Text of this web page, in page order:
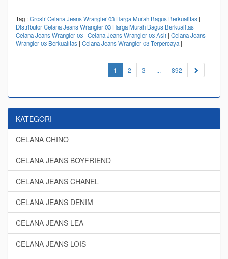
Tag :Grosir Celana Jeans Wrangler 03 Harga Murah Bagus Berkualitas |
Distributor Celana Jeans Wrangler 03 Harga Murah Bagus Berkualitas |
Celana Jeans Wrangler 03 | Celana Jeans Wrangler 03 Asli | Celana Jeans
Wrangler 03 Berkualitas | Celana Jeans Wrangler 03 Terpercaya |
1 (current)
2 3 ... 892
KATEGORI
CELANA CHINO
CELANA JEANS BOYFRIEND
CELANA JEANS CHANEL
CELANA JEANS DENIM
CELANA JEANS LEA
CELANA JEANS LOIS